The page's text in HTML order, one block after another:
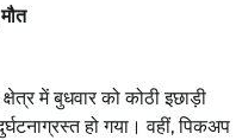
में बुधवार को कोठी इछाड़ी
हो गया। वहीं, पिकअप